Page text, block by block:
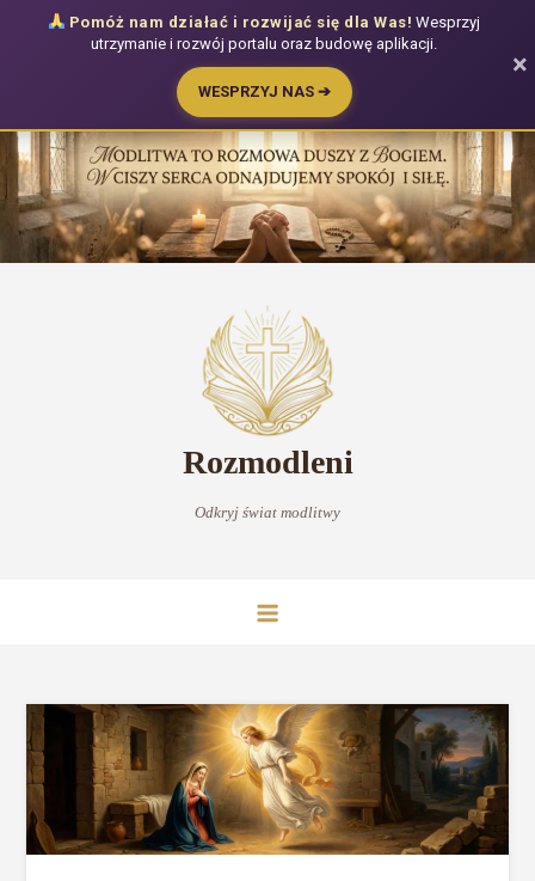
do
treści
Rozmodleni
Odkryj świat modlitwy
Pomóż nam działać i rozwijać się dla Was! Wesprzyj
utrzymanie i rozwój portalu oraz budowę aplikacji.
WESPRZYJ NAS ➔
×